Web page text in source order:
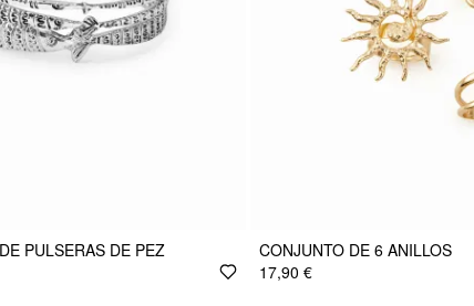
PULSERAS DE PEZ
CONJUNTO DE 6 ANILLOS
17,90 €